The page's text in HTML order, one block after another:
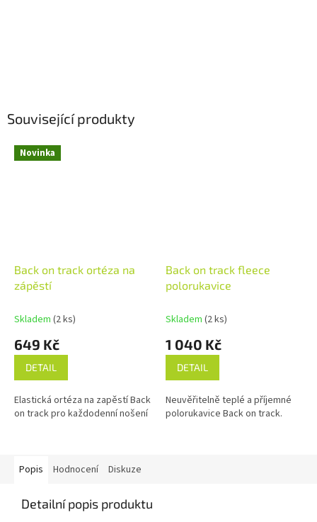
Související produkty
Novinka
Back on track ortéza na
zápěstí
Skladem (2 ks)
649 Kč
DETAIL
Elastická ortéza na zapěstí Back
on track pro každodenní nošení
Back on track fleece
polorukavice
Skladem (2 ks)
1 040 Kč
DETAIL
Neuvěřitelně teplé a příjemné
polorukavice Back on track.
Popis Hodnocení Diskuze
Detailní popis produktu